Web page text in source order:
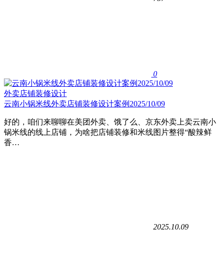
0
外卖店铺装修设计
云南小锅米线外卖店铺装修设计案例2025/10/09
好的，咱们来聊聊在美团外卖、饿了么、京东外卖上卖云南小
锅米线的线上店铺，为啥把店铺装修和米线图片整得“酸辣鲜
香…
2025.10.09